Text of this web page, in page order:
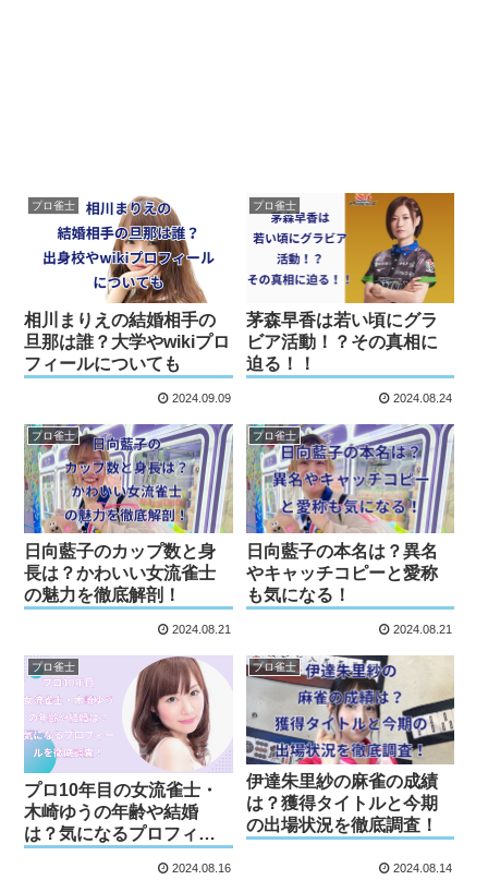
プロ雀士
相川まりえの結婚相手の
旦那は誰？大学やwikiプロ
フィールについても
2024.09.09
プロ雀士
茅森早香は若い頃にグラ
ビア活動！？その真相に
迫る！！
2024.08.24
プロ雀士
日向藍子のカップ数と身
長は？かわいい女流雀士
の魅力を徹底解剖！
2024.08.21
プロ雀士
日向藍子の本名は？異名
やキャッチコピーと愛称
も気になる！
2024.08.21
プロ雀士
プロ10年目の女流雀士・
木崎ゆうの年齢や結婚
は？気になるプロフィー
2024.08.16
プロ雀士
伊達朱里紗の麻雀の成績
は？獲得タイトルと今期
の出場状況を徹底調査！
2024.08.14